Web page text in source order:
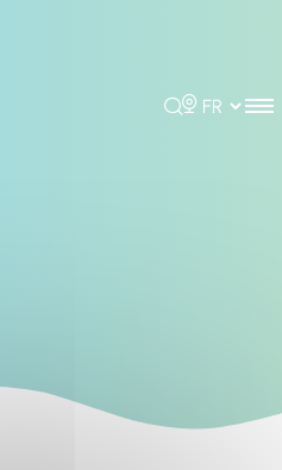
Rechercher
Choisir la